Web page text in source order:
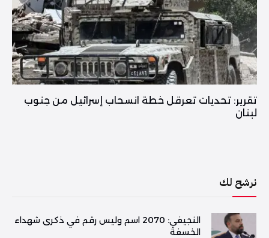
تقرير: تحديات تعرقل خطة انسحاب إسرائيل من جنوب
لبنان
نرشح لك
النجيفي: 2070 اسم وليس رقم في ذكرى شهداء
الخسفة